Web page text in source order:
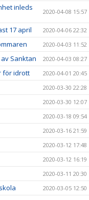
inleds
2020-04-08 15:57
17 april 2020-04-06 22:32
2020-04-03 11:52
Sanktan 2020-04-03 08:27
för idrott 2020-04-01 20:45
2020-03-30 22:28
2020-03-30 12:07
2020-03-18 09:54
2020-03-16 21:59
2020-03-12 17:48
2020-03-12 16:19
2020-03-11 20:30
2020-03-05 12:50